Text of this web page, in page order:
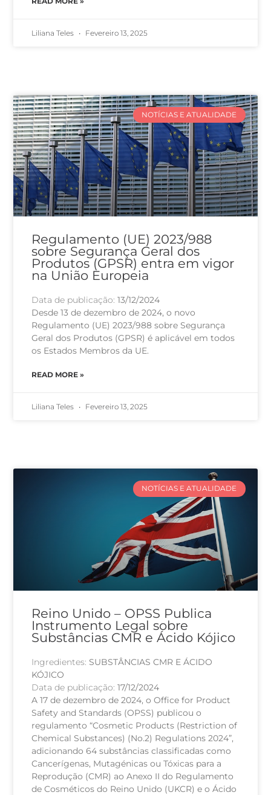
Liliana Teles Fevereiro 13, 2025
NOTÍCIAS E ATUALIDADE
Regulamento (UE) 2023/988
sobre Segurança Geral dos
Produtos (GPSR) entra em vigor
na União Europeia
Data de publicação:13/12/2024
Desde 13 de dezembro de 2024, o novo
Regulamento (UE) 2023/988 sobre Segurança
Geral dos Produtos (GPSR) é aplicável em todos
os Estados Membros da UE.
READ MORE »
Liliana Teles Fevereiro 13, 2025
NOTÍCIAS E ATUALIDADE
Reino Unido – OPSS Publica
Instrumento Legal sobre
Substâncias CMR e Ácido Kójico
Ingredientes: SUBSTÂNCIAS CMR E ÁCIDO
KÓJICO
Data de publicação:17/12/2024
A 17 de dezembro de 2024, o Office for Product
Safety and Standards (OPSS) publicou o
regulamento “Cosmetic Products (Restriction of
Chemical Substances) (No.2) Regulations 2024”,
adicionando 64 substâncias classificadas como
Cancerígenas, Mutagénicas ou Tóxicas para a
Reprodução (CMR) ao Anexo II do Regulamento
de Cosméticos do Reino Unido (UKCR) e o Ácido